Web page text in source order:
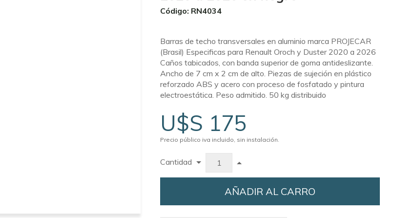
Código: RN4034
Barras de techo transversales en aluminio marca PROJECAR
(Brasil) Especificas para Renault Oroch y Duster 2020 a 2026
Caños tabicados, con banda superior de goma antideslizante.
Ancho de 7 cm x 2 cm de alto. Piezas de sujeción en plástico
reforzado ABS y acero con proceso de fosfatado y pintura
electroestática. Peso admitido. 50 kg distribuido
U$S 175
Precio público iva incluido, sin instalación.
Cantidad
AÑADIR AL CARRO